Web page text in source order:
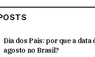
Dia dos Pais: por que a
agosto no Brasil?